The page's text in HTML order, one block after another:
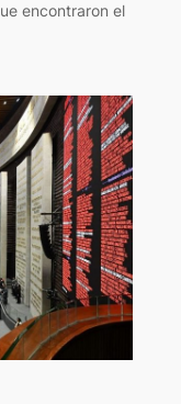
encontraron el